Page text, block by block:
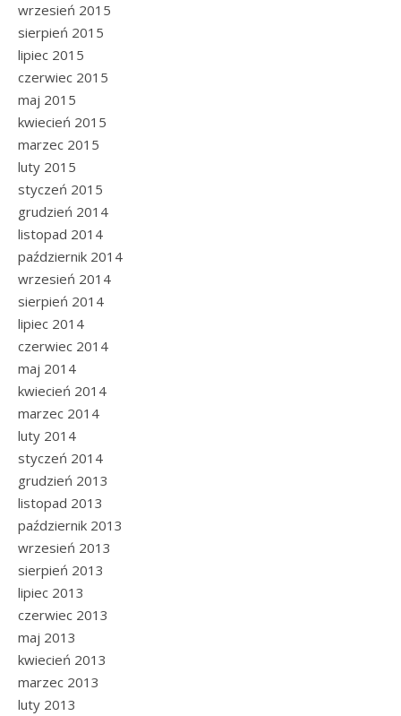
wrzesień 2015
sierpień 2015
lipiec 2015
czerwiec 2015
maj 2015
kwiecień 2015
marzec 2015
luty 2015
styczeń 2015
grudzień 2014
listopad 2014
październik 2014
wrzesień 2014
sierpień 2014
lipiec 2014
czerwiec 2014
maj 2014
kwiecień 2014
marzec 2014
luty 2014
styczeń 2014
grudzień 2013
listopad 2013
październik 2013
wrzesień 2013
sierpień 2013
lipiec 2013
czerwiec 2013
maj 2013
kwiecień 2013
marzec 2013
luty 2013